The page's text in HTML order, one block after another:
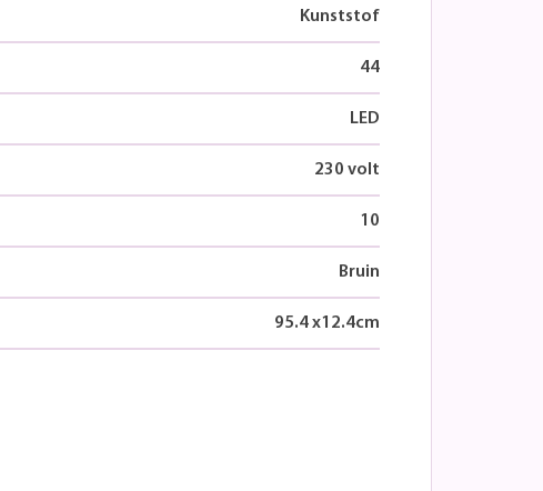
Kunststof
44
LED
230 volt
10
Bruin
95.4x12.4cm